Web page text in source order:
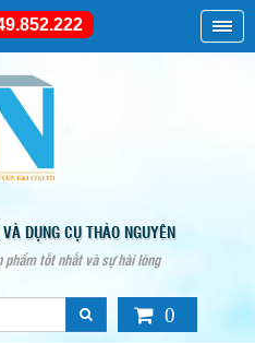
DỤNG CỤ THẢO NGUYÊN
phẩm tốt nhất và sự hài lòng
0